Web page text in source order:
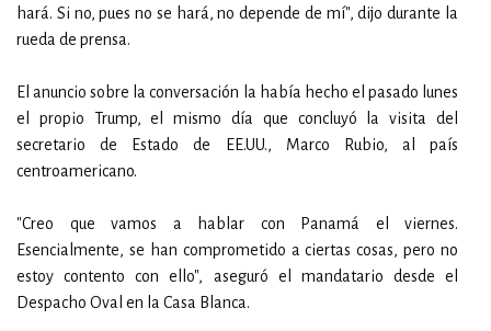
hará. Si no, pues no se hará, no depende de mí", dijo durante la
rueda de prensa.
El anuncio sobre la conversación la había hecho el pasado lunes
el propio Trump, el mismo día que concluyó la visita del
secretario de Estado de EE.UU., Marco Rubio, al país
centroamericano.
"Creo que vamos a hablar con Panamá el viernes.
Esencialmente, se han comprometido a ciertas cosas, pero no
estoy contento con ello", aseguró el mandatario desde el
Despacho Oval en la Casa Blanca.